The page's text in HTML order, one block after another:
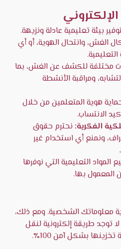
بيئة تعليمية عادلة ونزيهة.
وانتحال الهوية، أو أي
مختلفة للكشف عن الغش، بما
ومراقبة الأنشطة
هوية المتعلمين من خلال
الانتساب.
الفكرية: نحترم حقوق
ونمنع أي استخدام غير
التعليمية التي نوفرها
المعمول بها.
معلوماتك الشخصية. ومع ذلك،
توجد طريقة إلكترونية لنقل
تخزينها بشكل آمن 100٪.